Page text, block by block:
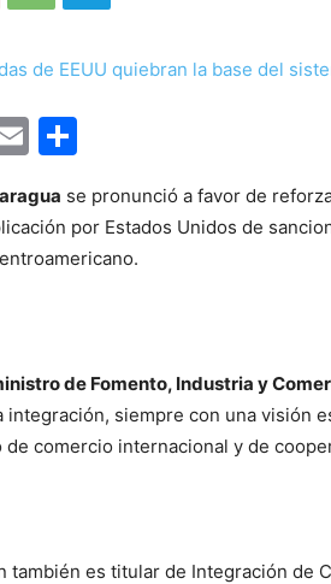
Email
se pronunció a favor de
por Estados Unidos de
de Fomento, Industria y
siempre con una visión
de comercio internacional y de
también es titular de Integración de